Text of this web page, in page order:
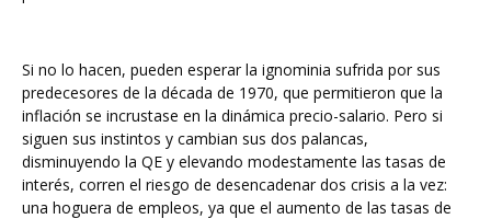
Si no lo hacen, pueden esperar la ignominia sufrida por sus
predecesores de la década de 1970, que permitieron que la
inflación se incrustase en la dinámica precio-salario. Pero si
siguen sus instintos y cambian sus dos palancas,
disminuyendo la QE y elevando modestamente las tasas de
interés, corren el riesgo de desencadenar dos crisis a la vez:
una hoguera de empleos, ya que el aumento de las tasas de